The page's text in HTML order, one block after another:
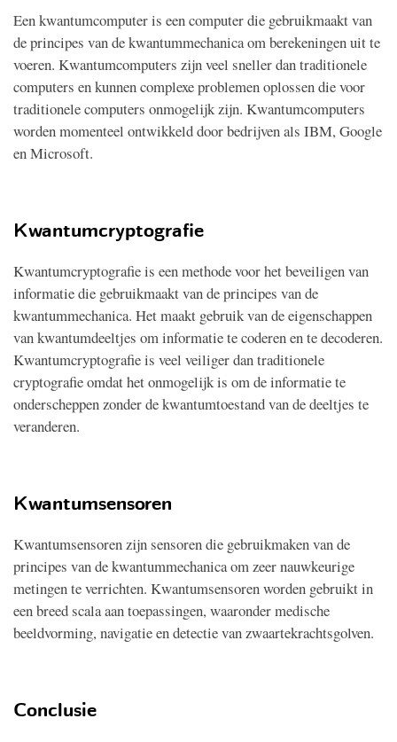
Een kwantumcomputer is een computer die gebruikmaakt van
de principes van de kwantummechanica om berekeningen uit te
voeren. Kwantumcomputers zijn veel sneller dan traditionele
computers en kunnen complexe problemen oplossen die voor
traditionele computers onmogelijk zijn. Kwantumcomputers
worden momenteel ontwikkeld door bedrijven als IBM, Google
en Microsoft.
Kwantumcryptografie
Kwantumcryptografie is een methode voor het beveiligen van
informatie die gebruikmaakt van de principes van de
kwantummechanica. Het maakt gebruik van de eigenschappen
van kwantumdeeltjes om informatie te coderen en te decoderen.
Kwantumcryptografie is veel veiliger dan traditionele
cryptografie omdat het onmogelijk is om de informatie te
onderscheppen zonder de kwantumtoestand van de deeltjes te
veranderen.
Kwantumsensoren
Kwantumsensoren zijn sensoren die gebruikmaken van de
principes van de kwantummechanica om zeer nauwkeurige
metingen te verrichten. Kwantumsensoren worden gebruikt in
een breed scala aan toepassingen, waaronder medische
beeldvorming, navigatie en detectie van zwaartekrachtsgolven.
Conclusie